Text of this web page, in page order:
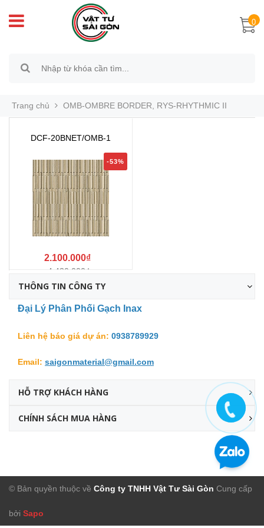
0
Trang chủ OMB-OMBRE BORDER, RYS-RHYTHMIC II
DCF-20BNET/OMB-1
-53%
2.100.000₫
4.430.000₫
THÔNG TIN CÔNG TY
Đại Lý Phân Phối Gạch Inax
Liên hệ báo giá dự án: 0938789929
Email: saigonmaterial@gmail.com
HỖ TRỢ KHÁCH HÀNG
CHÍNH SÁCH MUA HÀNG
© Bản quyền thuộc về Công ty TNHH Vật Tư Sài Gòn Cung cấp
bởi Sapo